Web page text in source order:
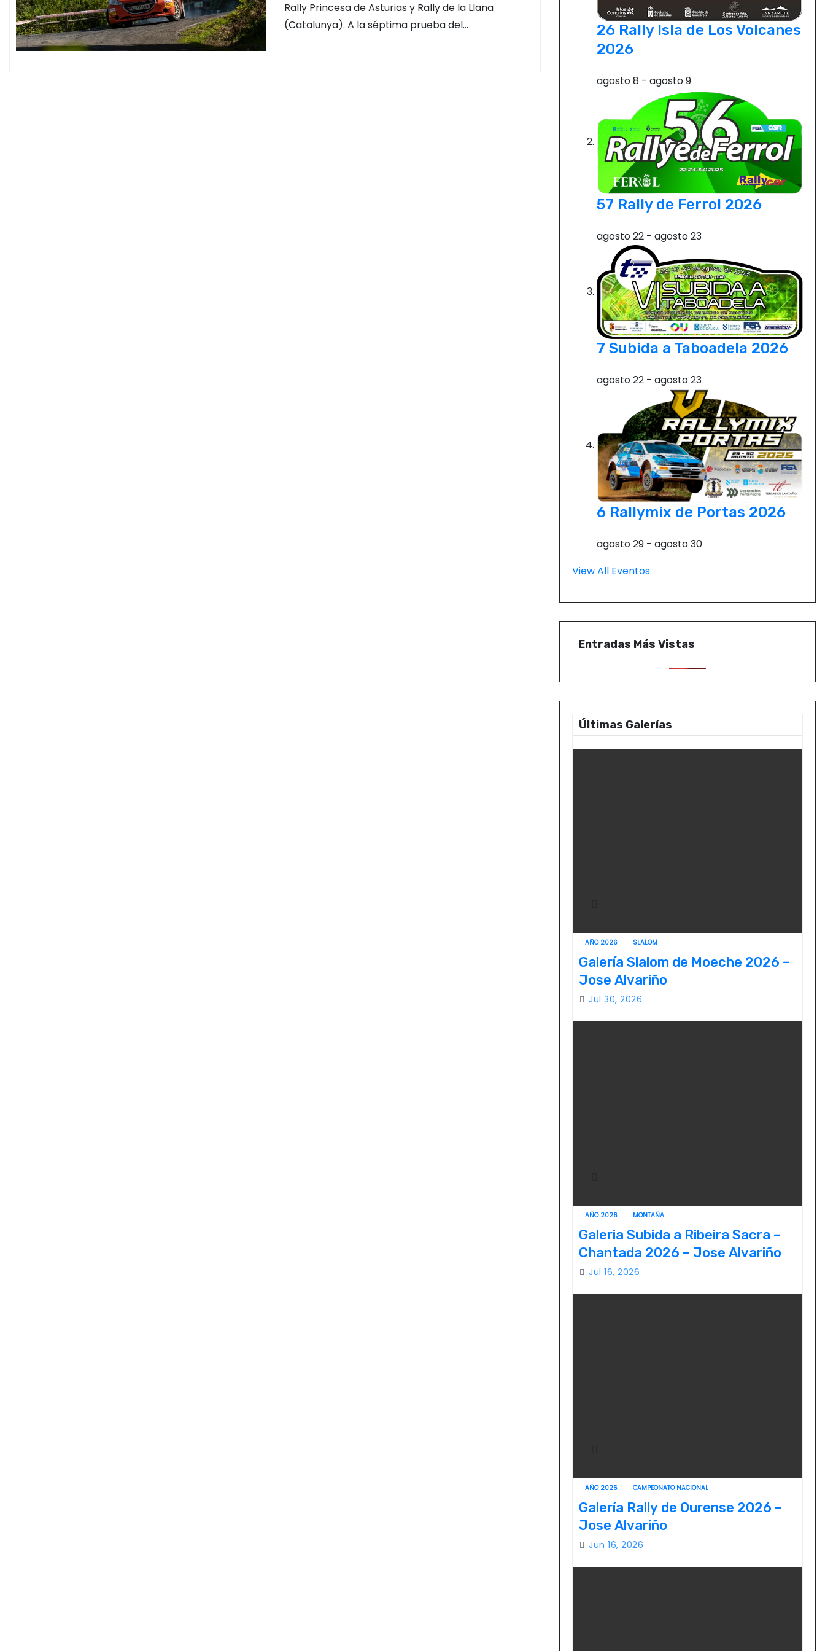
Rally Princesa de Asturias y Rally de la Llana
(Catalunya). A la séptima prueba del…
26 Rally Isla de Los Volcanes
2026
agosto 8 - agosto 9
57 Rally de Ferrol 2026
agosto 22 - agosto 23
7 Subida a Taboadela 2026
agosto 22 - agosto 23
6 Rallymix de Portas 2026
agosto 29 - agosto 30
View All Eventos
Entradas Más Vistas
Últimas Galerías
AÑO 2026 SLALOM
Galería Slalom de Moeche 2026 –
Jose Alvariño
Jul 30, 2026
AÑO 2026 MONTAÑA
Galeria Subida a Ribeira Sacra –
Chantada 2026 – Jose Alvariño
Jul 16, 2026
AÑO 2026 CAMPEONATO NACIONAL
Galería Rally de Ourense 2026 –
Jose Alvariño
Jun 16, 2026